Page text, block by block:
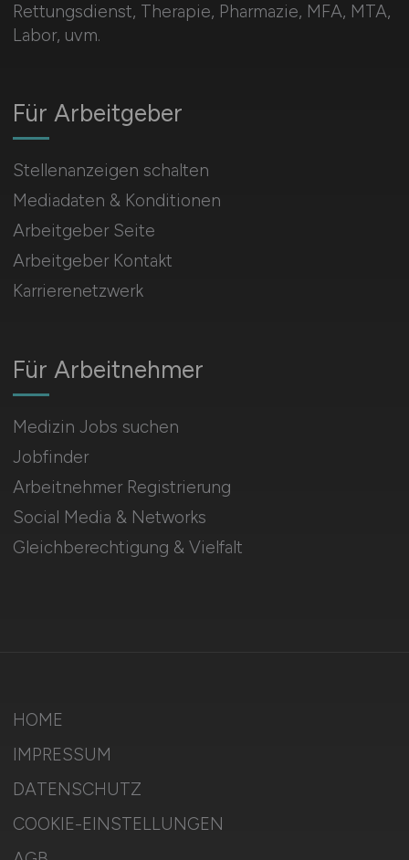
Rettungsdienst, Therapie, Pharmazie, MFA, MTA,
Labor, uvm.
Für Arbeitnehmer
Medizin Jobs suchen
Jobfinder
Arbeitnehmer Registrierung
Social Media & Networks
Gleichberechtigung & Vielfalt
Für Arbeitgeber
Stellenanzeigen schalten
Mediadaten & Konditionen
Arbeitgeber Seite
Arbeitgeber Kontakt
Karrierenetzwerk
HOME
IMPRESSUM
DATENSCHUTZ
COOKIE-EINSTELLUNGEN